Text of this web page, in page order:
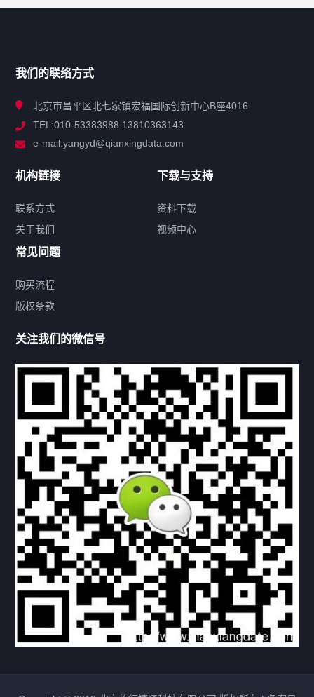
解决方案
联系方式
热门标签
机构链接
联系方式 关于我们
下载与支持
资料下载 视频中心
常见问题
购买流程 版权条款
北京乾行捷通荣获阿里巴巴国际站多项年度荣誉，持续引
领ICT与AI行业发展
2025/12/22 530 新闻中心 信创服务器国产服务器
我们的联络方式
北京市昌平区北七家镇宏福国际创新中心B座4016
TEL:010-53383988 13810363143
e-mail:yangyd@qianxingdata.com
机构链接
联系方式
关于我们
下载与支持
资料下载
视频中心
常见问题
购买流程
版权条款
关注我们的微信号